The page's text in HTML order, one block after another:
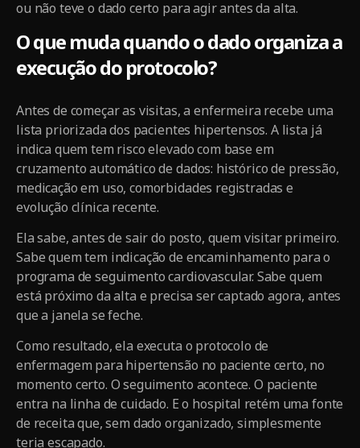
ou não teve o dado certo para agir antes da alta.
O que muda quando o dado organiza a
execução do protocolo?
Antes de começar as visitas, a enfermeira recebe uma
lista priorizada dos pacientes hipertensos. A lista já
indica quem tem risco elevado com base em
cruzamento automático de dados: histórico de pressão,
medicação em uso, comorbidades registradas e
evolução clínica recente.
Ela sabe, antes de sair do posto, quem visitar primeiro.
Sabe quem tem indicação de encaminhamento para o
programa de seguimento cardiovascular. Sabe quem
está próximo da alta e precisa ser captado agora, antes
que a janela se feche.
Como resultado, ela executa o protocolo de
enfermagem para hipertensão no paciente certo, no
momento certo. O seguimento acontece. O paciente
entra na linha de cuidado. E o hospital retém uma fonte
de receita que, sem dado organizado, simplesmente
teria escapado.